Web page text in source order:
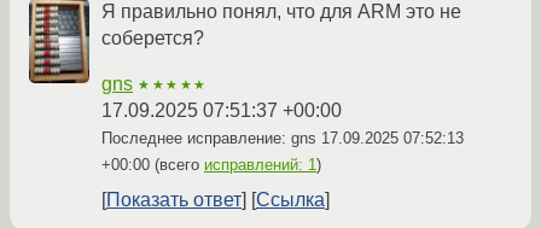
Я правильно понял, что для ARM это не
соберется?
gns ★★★★★
17.09.2025 07:51:37 +00:00
Последнее исправление: gns 17.09.2025 07:52:13
+00:00 (всего исправлений: 1)
Показать ответ Ссылка